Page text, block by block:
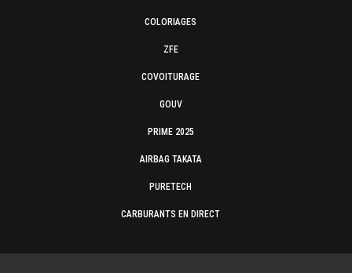
COLORIAGES
ZFE
COVOITURAGE
GOUV
PRIME 2025
AIRBAG TAKATA
PURETECH
CARBURANTS EN DIRECT